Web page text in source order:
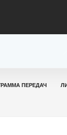
ПЕРЕДАЧ